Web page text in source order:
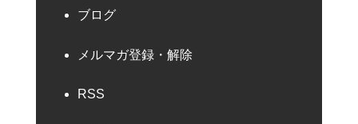
ブログ
メルマガ登録・解除
RSS